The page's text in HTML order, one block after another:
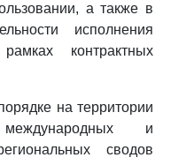
а также в
исполнения
контрактных
на территории
и
сводов